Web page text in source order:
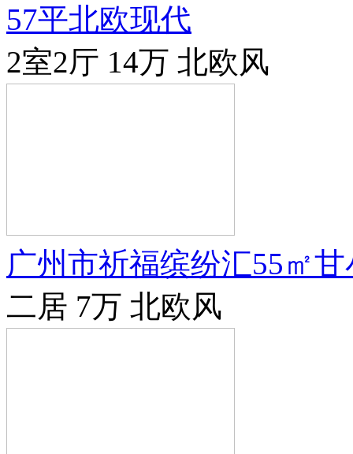
57平北欧现代
2室2厅 14万 北欧风
广州市祈福缤纷汇55㎡
二居 7万 北欧风